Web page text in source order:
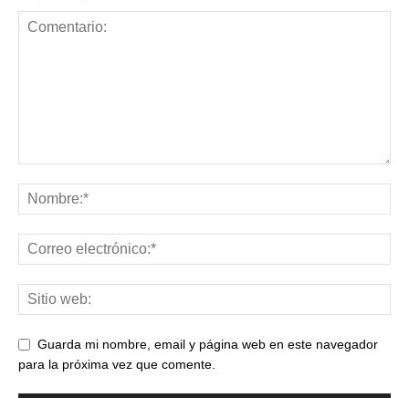
Guarda mi nombre, email y página web en este navegador
para la próxima vez que comente.